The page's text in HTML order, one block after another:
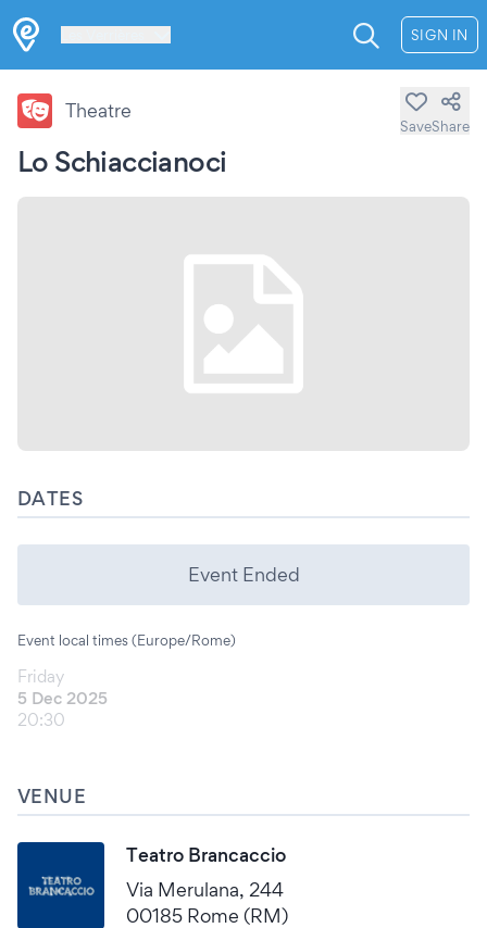
SIGN IN
Lo Schiaccianoci
Theatre
SaveShare
DATES
Event Ended
Event local times (Europe/Rome)
Friday
5 Dec 2025
20:30
VENUE
Teatro Brancaccio
Via Merulana, 244
00185 Rome (RM)